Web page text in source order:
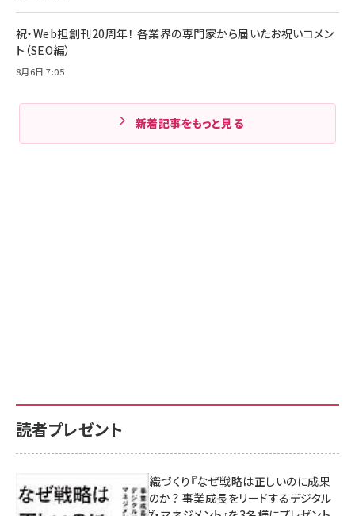
祝・Web担創刊20周年！ 各業界の専門家から届いたお祝いコメン
ト（SEO編）
8月6日 7:05
新着記事をもっと見る
読者プレゼント
成果を生む組織づくり『なぜ戦略は正しいのに成果
があがらないのか？ 事業成長をリードするデジタル